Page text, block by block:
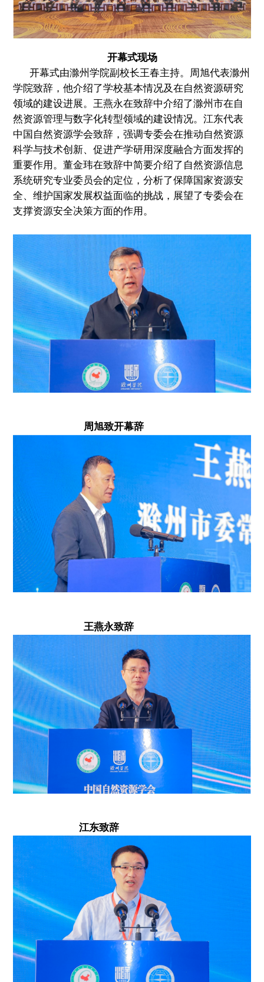
开幕式现场
开幕式由滁州学院副校长王春主持。周旭代表滁州
学院致辞，他介绍了学校基本情况及在自然资源研究
领域的建设进展。王燕永在致辞中介绍了滁州市在自
然资源管理与数字化转型领域的建设情况。江东代表
中国自然资源学会致辞，强调专委会在推动自然资源
科学与技术创新、促进产学研用深度融合方面发挥的
重要作用。董金玮在致辞中简要介绍了自然资源信息
系统研究专业委员会的定位，分析了保障国家资源安
全、维护国家发展权益面临的挑战，展望了专委会在
支撑资源安全决策方面的作用。
周旭致开幕辞
王燕永致辞
江东致辞